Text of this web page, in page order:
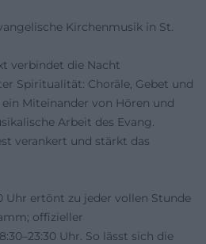
Kirchenmusik in St.
verbindet die Nacht
Spiritualität: Choräle, Gebet und
Miteinander von Hören und
Arbeit des Evang.
verankert und stärkt das
Uhr ertönt zu jeder vollen Stunde
offizieller
Uhr. So lässt sich die